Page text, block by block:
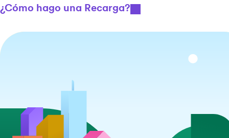
¿Cómo hago una Recarga?